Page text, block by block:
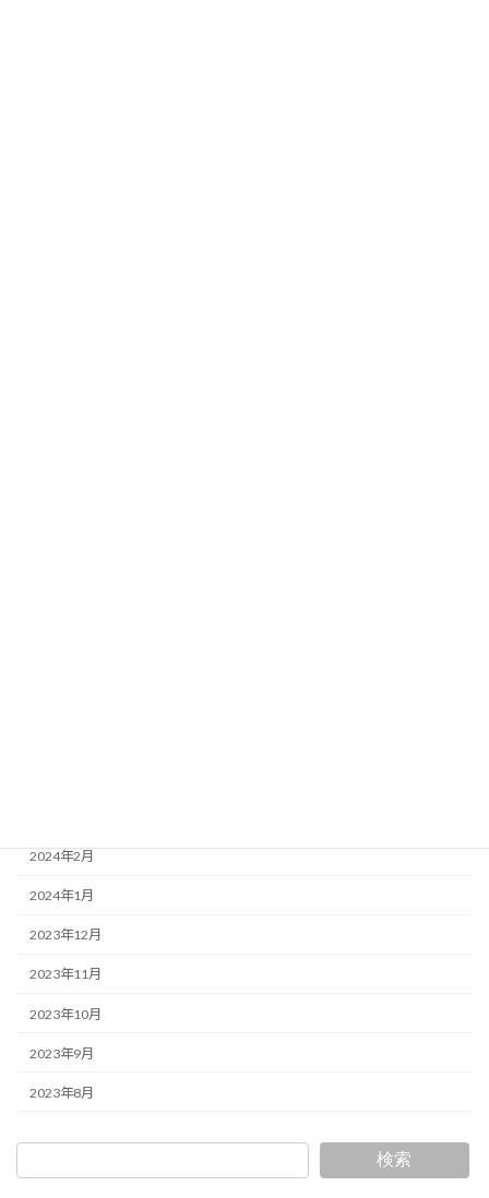
2024年2月
2024年1月
2023年12月
2023年11月
2023年10月
2023年9月
2023年8月
検索